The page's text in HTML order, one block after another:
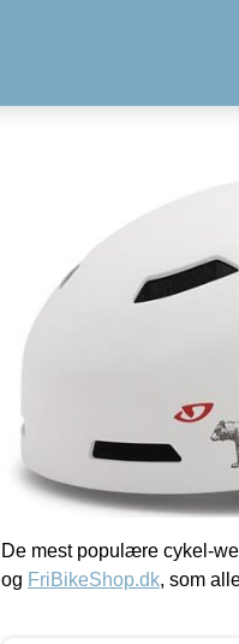
De mest populære cykel-
og FriBikeShop.dk, som